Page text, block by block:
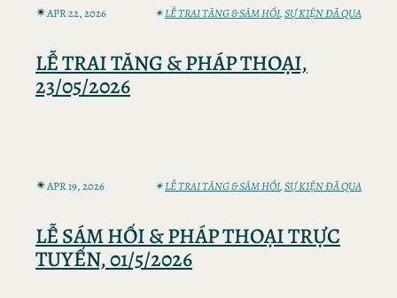
✴︎APR 22, 2026 ✴︎LỄ TRAI TĂNG & SÁM HỐI, SỰ KIỆN ĐÃ QUA
LỄ TRAI TĂNG & PHÁP THOẠI,
23/05/2026
✴︎APR 19, 2026 ✴︎LỄ TRAI TĂNG & SÁM HỐI, SỰ KIỆN ĐÃ QUA
LỄ SÁM HỐI & PHÁP THOẠI TRỰC
TUYẾN, 01/5/2026